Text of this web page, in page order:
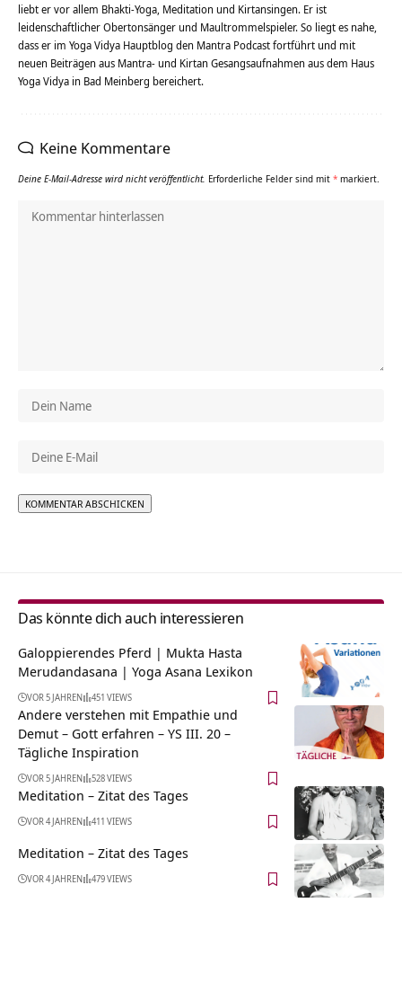
liebt er vor allem Bhakti-Yoga, Meditation und Kirtansingen. Er ist
leidenschaftlicher Obertonsänger und Maultrommelspieler. So liegt es nahe,
dass er im Yoga Vidya Hauptblog den Mantra Podcast fortführt und mit
neuen Beiträgen aus Mantra- und Kirtan Gesangsaufnahmen aus dem Haus
Yoga Vidya in Bad Meinberg bereichert.
Keine Kommentare
Deine E-Mail-Adresse wird nicht veröffentlicht. Erforderliche Felder sind mit * markiert.
Das könnte dich auch interessieren
Galoppierendes Pferd | Mukta Hasta
Merudandasana | Yoga Asana Lexikon
VOR 5 JAHREN 451 VIEWS
Andere verstehen mit Empathie und
Demut – Gott erfahren – YS III. 20 –
Tägliche Inspiration
VOR 5 JAHREN 528 VIEWS
Meditation – Zitat des Tages
VOR 4 JAHREN 411 VIEWS
Meditation – Zitat des Tages
VOR 4 JAHREN 479 VIEWS